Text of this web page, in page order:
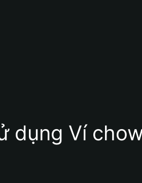
dụng Ví